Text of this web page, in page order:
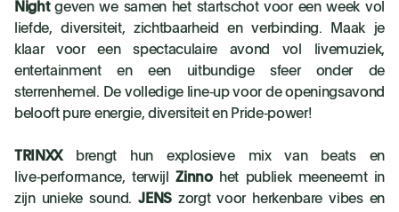
Nightgeven we samen het startschot voor een week vol
liefde, diversiteit, zichtbaarheid en verbinding. Maak je
klaar voor een spectaculaire avond vol livemuziek,
entertainment en een uitbundige sfeer onder de
sterrenhemel. De volledige line‑up voor de openingsavond
belooft pure energie, diversiteit en Pride‑power!
TRINXXbrengt hun explosieve mix van beats en
live‑performance, terwijlZinnohet publiek meeneemt in
zijn unieke sound.JENS zorgt voor herkenbare vibes en